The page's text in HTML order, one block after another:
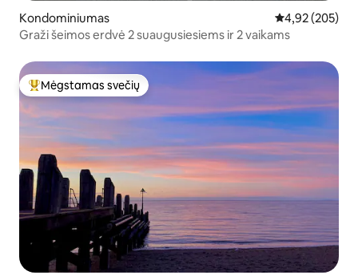
Kondominiumas Vidutinis
4,92 (205)
Graži šeimos erdvė 2 suaugusiesiems ir 2 vaikams
Svečių mėgstamiausias
Mėgstamas svečių